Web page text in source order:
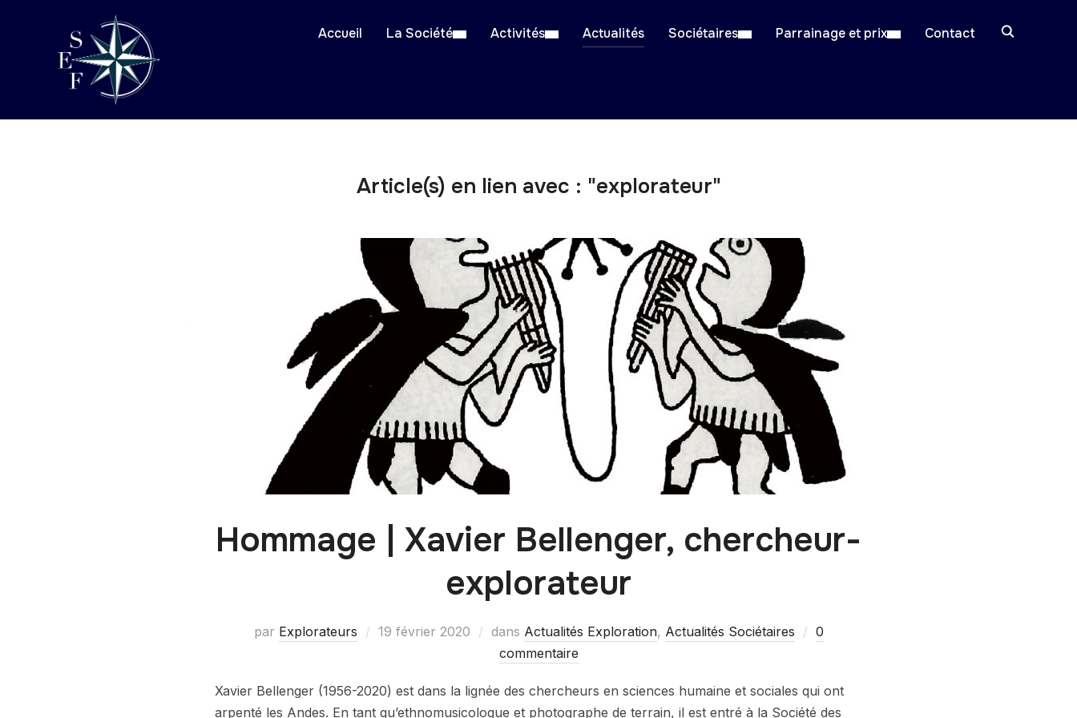
Accueil La Société Activités Actualités Sociétaires Parrainage et prix Contact
Article(s) en lien avec : "explorateur"
Hommage | Xavier Bellenger, chercheur-
explorateur
par Explorateurs 19 février 2020 dans Actualités Exploration, Actualités Sociétaires
0
commentaire
Xavier Bellenger (1956-2020) est dans la lignée des chercheurs en sciences humaine et sociales qui ont
arpenté les Andes. En tant qu’ethnomusicologue et photographe de terrain, il est entré à la Société des